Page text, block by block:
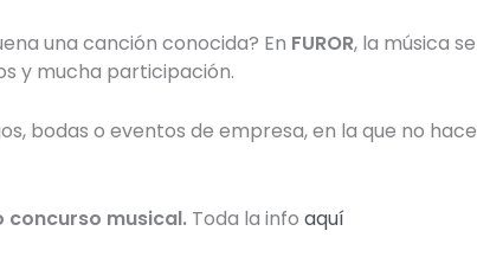
una canción conocida? En FUROR, la música se
y mucha participación.
bodas o eventos de empresa, en la que no hace
concurso musical.Toda la info aquí